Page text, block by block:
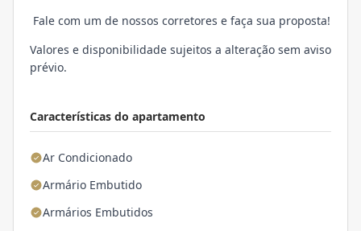
Características do apartamento
Ar Condicionado
Armário Embutido
Armários Embutidos
Fale com um de nossos corretores e faça sua proposta!
Valores e disponibilidade sujeitos a alteração sem aviso
prévio.